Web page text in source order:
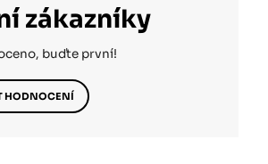
zákazníky
buďte první!
HODNOCENÍ